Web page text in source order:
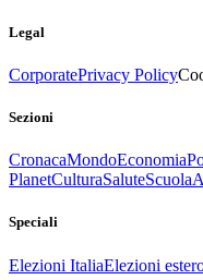
Legal
CorporatePrivacy Policy
Sezioni
CronacaMondoEconomia
PlanetCulturaSaluteScuola
Speciali
Elezioni ItaliaElezioni